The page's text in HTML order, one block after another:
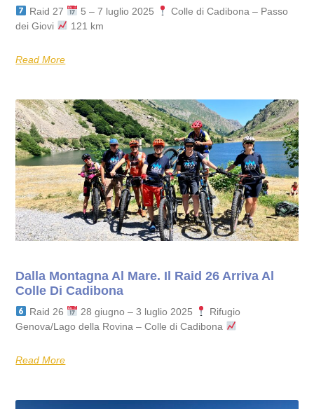
Raid 27 5 – 7 luglio 2025
Colle di Cadibona – Passo
dei Giovi
121 km
Read More
Dalla Montagna Al Mare. Il Raid 26 Arriva Al
Colle Di Cadibona
Raid 26 28 giugno – 3 luglio 2025
Rifugio
Genova/Lago della Rovina – Colle di Cadibona
Read More